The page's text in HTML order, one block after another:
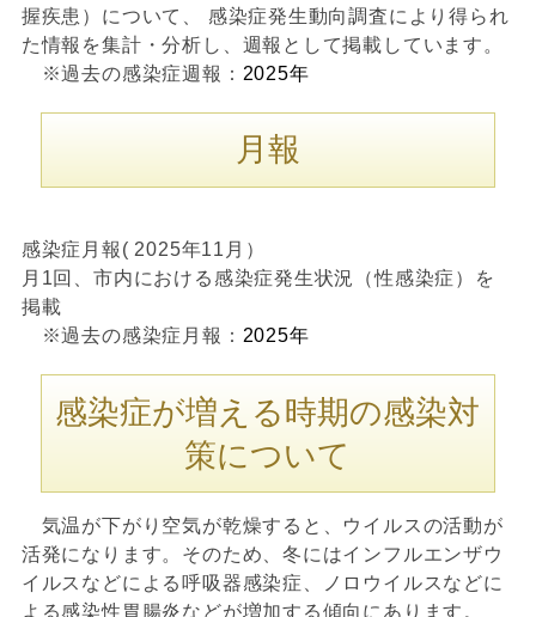
握疾患）について、 感染症発生動向調査により得られ
た情報を集計・分析し、週報として掲載しています。
※過去の感染症週報： 2025年
月報
感染症月報( 2025年11月）
月1回、市内における感染症発生状況（性感染症）を
掲載
※過去の感染症月報： 2025年
感染症が増える時期の感染対
策について
気温が下がり空気が乾燥すると、ウイルスの活動が
活発になります。そのため、冬にはインフルエンザウ
イルスなどによる呼吸器感染症、ノロウイルスなどに
よる感染性胃腸炎などが増加する傾向にあります。